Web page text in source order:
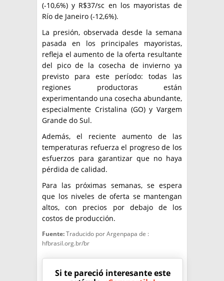
(-10,6%) y R$37/sc en los mayoristas de
Río de Janeiro (-12,6%).
La presión, observada desde la semana
pasada en los principales mayoristas,
refleja el aumento de la oferta resultante
del pico de la cosecha de invierno ya
previsto para este período: todas las
regiones productoras están
experimentando una cosecha abundante,
especialmente Cristalina (GO) y Vargem
Grande do Sul.
Además, el reciente aumento de las
temperaturas refuerza el progreso de los
esfuerzos para garantizar que no haya
pérdida de calidad.
Para las próximas semanas, se espera
que los niveles de oferta se mantengan
altos, con precios por debajo de los
costos de producción.
Fuente:Traducido por Argenpapa de :
hfbrasil.org.br/br
Si te pareció interesante este